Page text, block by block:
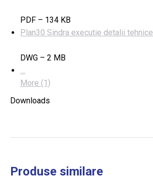
PDF – 134 KB
Plan30 Sindra executie detalii tehnice
DWG – 2 MB
…
More (1)
Downloads
Produse similare